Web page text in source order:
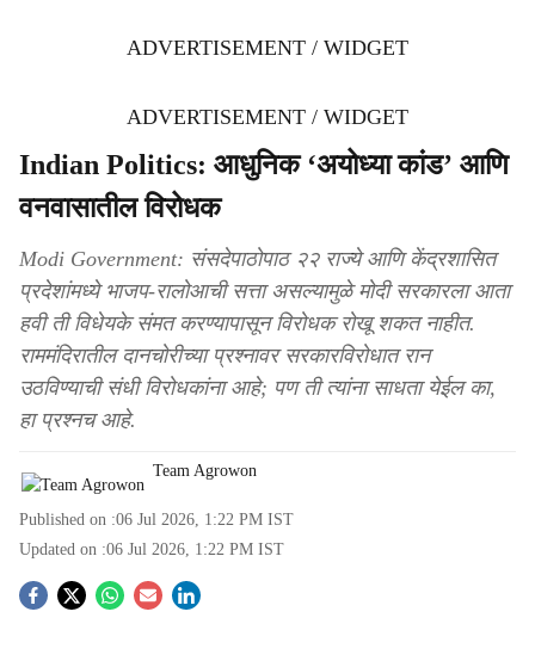
ADVERTISEMENT / WIDGET
ADVERTISEMENT / WIDGET
Indian Politics: आधुनिक ‘अयोध्या कांड’ आणि
वनवासातील विरोधक
Modi Government: संसदेपाठोपाठ २२ राज्ये आणि केंद्रशासित
प्रदेशांमध्ये भाजप-रालोआची सत्ता असल्यामुळे मोदी सरकारला आता
हवी ती विधेयके संमत करण्यापासून विरोधक रोखू शकत नाहीत.
राममंदिरातील दानचोरीच्या प्रश्‍नावर सरकारविरोधात रान
उठविण्याची संधी विरोधकांना आहे; पण ती त्यांना साधता येईल का,
हा प्रश्‍नच आहे.
Team Agrowon
Published on :06 Jul 2026, 1:22 PM IST
Updated on :06 Jul 2026, 1:22 PM IST
S